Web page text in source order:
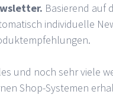
Basierend auf
individuelle
und noch sehr viele
Shop-Systemen